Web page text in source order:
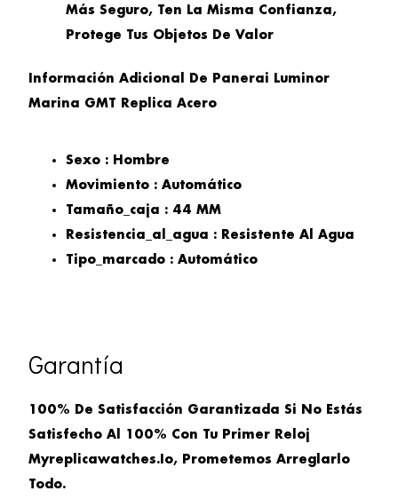
Más Seguro, Ten La Misma Confianza,
Protege Tus Objetos De Valor
Información Adicional De Panerai Luminor
Marina GMT Replica Acero
Sexo : Hombre
Movimiento : Automático
Tamaño_caja : 44 MM
Resistencia_al_agua : Resistente Al Agua
Tipo_marcado : Automático
Garantía
100% De Satisfacción Garantizada Si No Estás
Satisfecho Al 100% Con Tu Primer Reloj
Myreplicawatches.io, Prometemos Arreglarlo
Todo.